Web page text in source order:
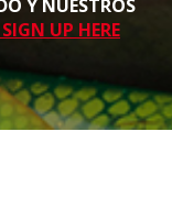
Y NUESTROS
UP HERE